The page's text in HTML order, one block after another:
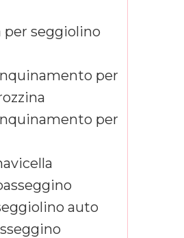
seggiolino
per
per
auto